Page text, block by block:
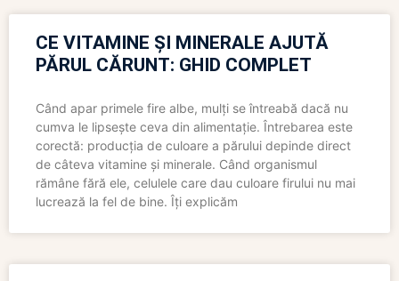
CE VITAMINE ȘI MINERALE AJUTĂ
PĂRUL CĂRUNT: GHID COMPLET
Când apar primele fire albe, mulți se întreabă dacă nu
cumva le lipsește ceva din alimentație. Întrebarea este
corectă: producția de culoare a părului depinde direct
de câteva vitamine și minerale. Când organismul
rămâne fără ele, celulele care dau culoare firului nu mai
lucrează la fel de bine. Îți explicăm